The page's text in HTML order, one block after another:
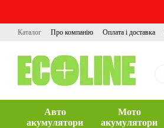
Каталог Про компанію Оплата і доставка
Авто
акумулятори
Мото
акумулятори